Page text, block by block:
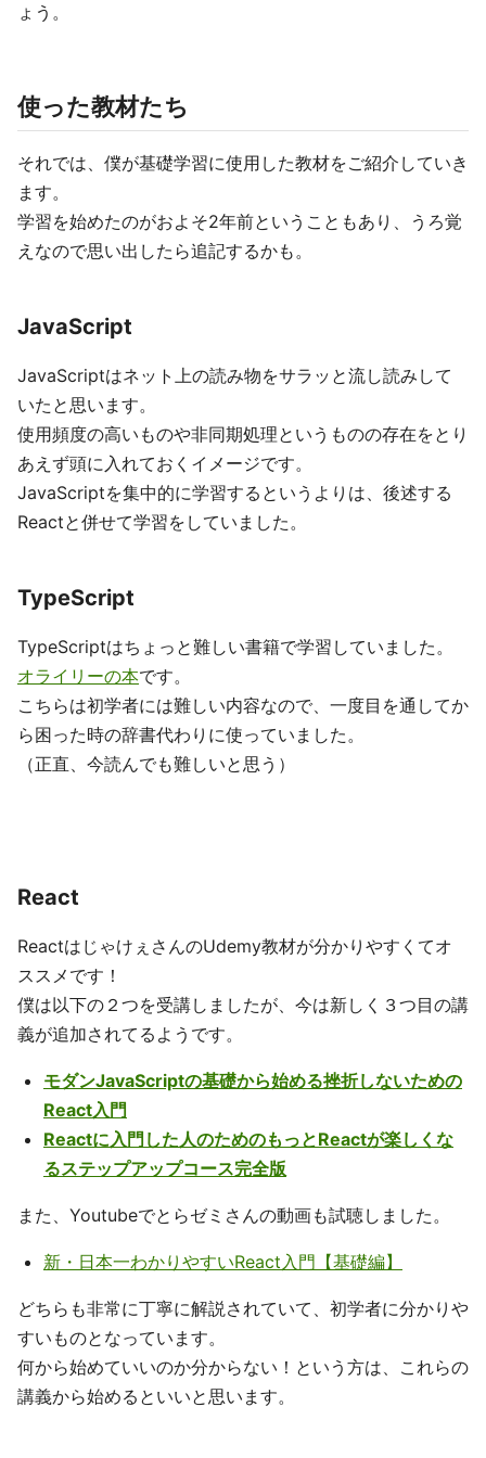
ょう。
使った教材たち
それでは、僕が基礎学習に使用した教材をご紹介していき
ます。
学習を始めたのがおよそ2年前ということもあり、うろ覚
えなので思い出したら追記するかも。
JavaScript
JavaScriptはネット上の読み物をサラッと流し読みして
いたと思います。
使用頻度の高いものや非同期処理というものの存在をとり
あえず頭に入れておくイメージです。
JavaScriptを集中的に学習するというよりは、後述する
Reactと併せて学習をしていました。
TypeScript
TypeScriptはちょっと難しい書籍で学習していました。
オライリーの本です。
こちらは初学者には難しい内容なので、一度目を通してか
ら困った時の辞書代わりに使っていました。
（正直、今読んでも難しいと思う）
React
ReactはじゃけぇさんのUdemy教材が分かりやすくてオ
ススメです！
僕は以下の２つを受講しましたが、今は新しく３つ目の講
義が追加されてるようです。
モダンJavaScriptの基礎から始める挫折しないための
React入門
Reactに入門した人のためのもっとReactが楽しくな
るステップアップコース完全版
また、Youtubeでとらゼミさんの動画も試聴しました。
新・日本一わかりやすいReact入門【基礎編】
どちらも非常に丁寧に解説されていて、初学者に分かりや
すいものとなっています。
何から始めていいのか分からない！という方は、これらの
講義から始めるといいと思います。